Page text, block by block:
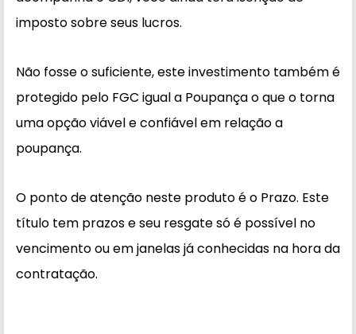
imposto sobre seus lucros.
Não fosse o suficiente, este investimento também é
protegido pelo FGC igual a Poupança o que o torna
uma opção viável e confiável em relação a
poupança.
O ponto de atenção neste produto é o Prazo. Este
título tem prazos e seu resgate só é possível no
vencimento ou em janelas já conhecidas na hora da
contratação.